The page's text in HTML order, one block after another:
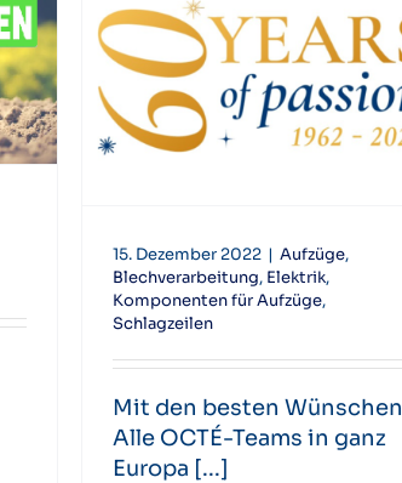
15. Dezember 2022 | Aufzüge,
Blechverarbeitung, Elektrik,
Komponenten für Aufzüge,
Schlagzeilen
Mit den besten Wünschen
Alle OCTÉ-Teams in ganz
Europa [...]